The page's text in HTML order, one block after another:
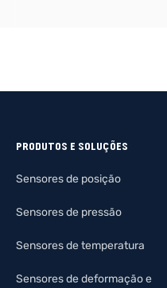
PRODUTOS E SOLUÇÕES
Sensores de posição
Sensores de pressão
Sensores de temperatura
Sensores de deformação e